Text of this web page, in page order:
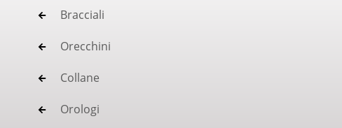
Bracciali
Orecchini
Collane
Orologi